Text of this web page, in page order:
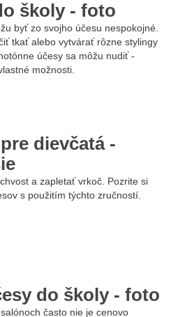
školy - foto
byť zo svojho účesu nespokojné.
tkať alebo vytvárať rôzne stylingy
účesy sa môžu nudiť -
možnosti.
dievčatá -
a zapletať vrkoč. Pozrite si
s použitím týchto zručností.
do školy - foto
často nie je cenovo